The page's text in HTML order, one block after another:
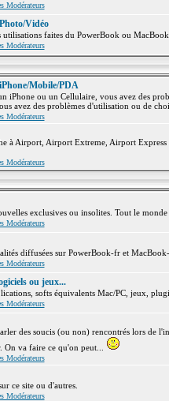
Modérateurs
Vidéo
utilisations faites du PowerBook ou
Modérateurs
Mobile/PDA
iPhone ou un Cellulaire, vous avez des
avez des problèmes d'utilisation ou de
Modérateurs
à Airport, Airport Extreme, Airport
Modérateurs
exclusives ou insolites. Tout le
Modérateurs
diffusées sur PowerBook-fr et
Modérateurs
ou jeux...
softs équivalents Mac/PC, jeux,
Modérateurs
des soucis (ou non) rencontrés lors de
va faire ce qu'on peut...
Modérateurs
ce site ou d'autres.
Modérateurs